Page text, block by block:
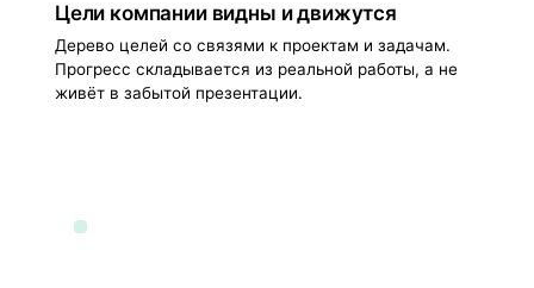
Цели компании видны и движутся
Дерево целей со связями к проектам и задачам.
Прогресс складывается из реальной работы, а не
живёт в забытой презентации.